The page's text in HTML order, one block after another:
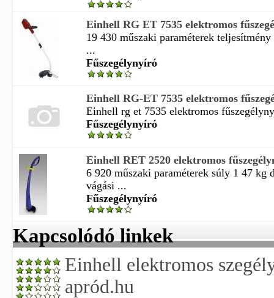
Einhell RG ET 7535 elektromos
19 430 műszaki paraméterek
...
Fűszegélynyíró
Einhell RG-ET 7535 elektromos
Einhell rg et 7535 elektromos
Fűszegélynyíró
Einhell RET 2520 elektromos
6 920 műszaki paraméterek súly 1 47 kg
vágási ...
Fűszegélynyíró
Kapcsolódó linkek
Einhell elektromos
apród.hu